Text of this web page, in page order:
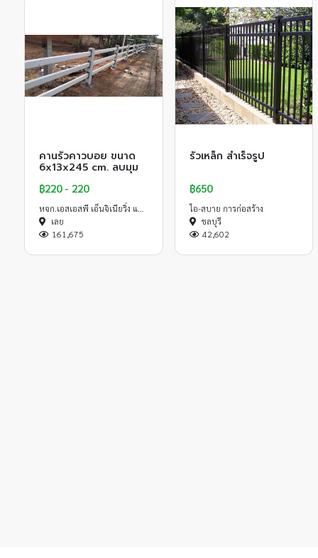
คานรั้วคาวบอย ขนาด
6x13x245 cm. ลบมุม
฿220 - 220
หจก.เอสเอสพี เอ็นจิเนียริ่ง แอนด์คอนเซาท์
เลย
161,675
รั้วเหล็ก สำเร็จรูป
฿650
ไอ-สบาย การก่อสร้าง
ชลบุรี
42,602